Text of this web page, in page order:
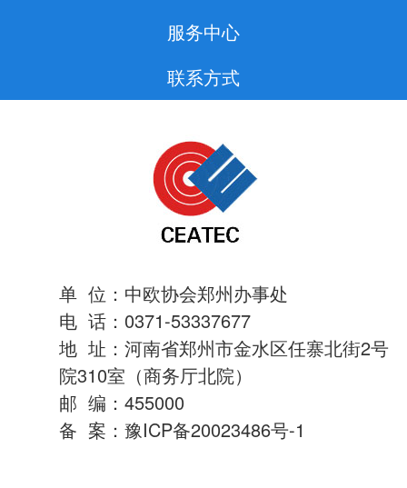
服务中心
联系方式
单 位：中欧协会郑州办事处
电 话：0371-53337677
地 址：河南省郑州市金水区任寨北街2号
院310室（商务厅北院）
邮 编：455000
备 案： 豫ICP备20023486号-1